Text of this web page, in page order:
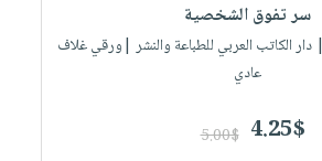
سر تفوق الشخصية
| دار الكاتب العربي للطباعة والنشر |ورقي غلاف
عادي
4.25$
5.00$